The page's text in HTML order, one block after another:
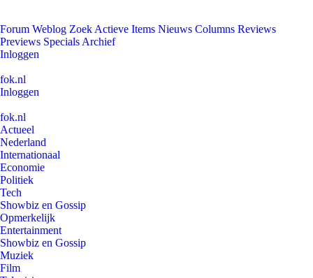
Forum Weblog Zoek Actieve Items Nieuws Columns Reviews
Previews Specials Archief
Inloggen
fok.nl
Inloggen
fok.nl
Actueel
Nederland
Internationaal
Economie
Politiek
Tech
Showbiz en Gossip
Opmerkelijk
Entertainment
Showbiz en Gossip
Muziek
Film